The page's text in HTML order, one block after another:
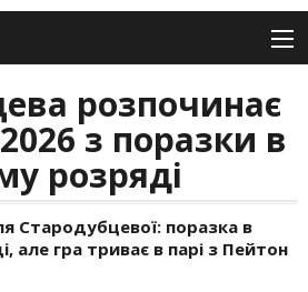
розпочинає
з поразки в
розряді
Стародубцевої: поразка в
але гра триває в парі з Пейтон